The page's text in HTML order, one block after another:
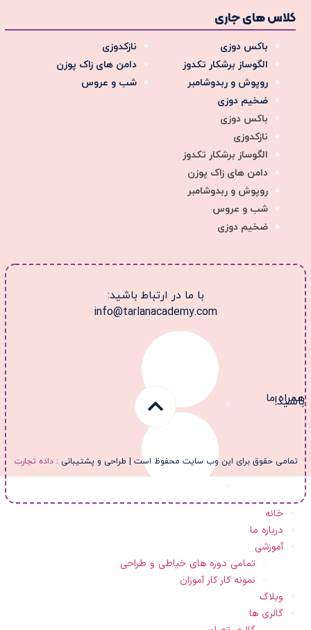
کلاس های جاری
باکس دوزی
نازکدوزی
الگوساز برشکار تکدوز
دامن های زاک پوزن
روپوش و ربدوشامبر
شب و عروس
ضخیم دوزی
باکس دوزی
نازکدوزی
الگوساز برشکار تکدوز
دامن های زاک پوزن
روپوش و ربدوشامبر
شب و عروس
ضخیم دوزی
با ما در ارتباط باشید:
info@tarlanacademy.com
ما
تمامی حقوق برای این وب سایت محفوظ است | طراحی و پشتیبانی :داده تجارت
خانه
درباره ما
آموزشی
تمامی دوره های خیاطی و طراحی
نمونه کار کار آموزان
وبلاگ
گالری ها